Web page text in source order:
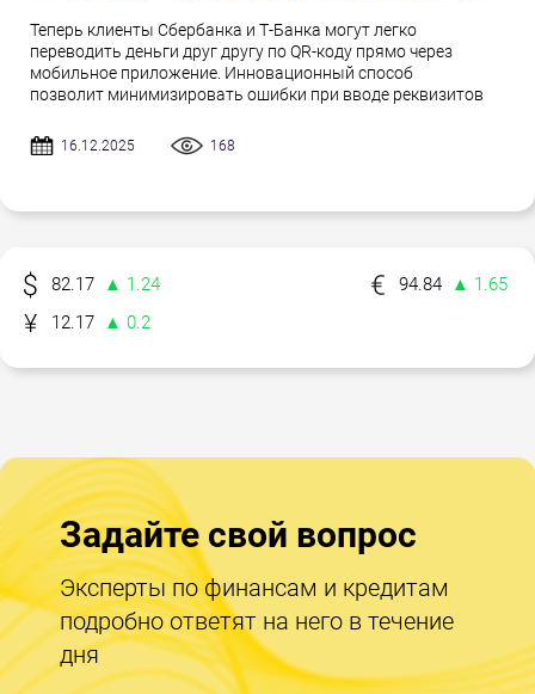
Теперь клиенты Сбербанка и Т-Банка могут легко
переводить деньги друг другу по QR-коду прямо через
мобильное приложение. Инновационный способ
позволит минимизировать ошибки при вводе реквизитов
16.12.2025 168
82.17 ▲ 1.24 94.84
▲ 1.65
12.17
▲ 0.2
Задайте свой вопрос
Эксперты по финансам и кредитам
подробно ответят на него в течение
дня